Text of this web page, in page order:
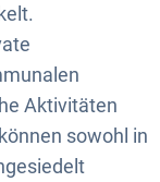
Aktivitäten
sowohl in